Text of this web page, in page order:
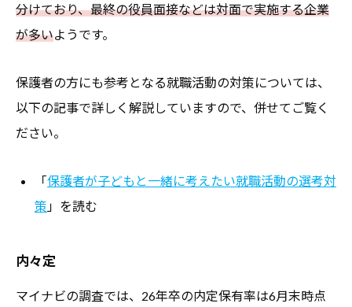
分けており、最終の役員面接などは対面で実施する企業
が多いようです。
保護者の方にも参考となる就職活動の対策については、
以下の記事で詳しく解説していますので、併せてご覧く
ださい。
「保護者が子どもと一緒に考えたい就職活動の選考対
策 」を読む
内々定
マイナビの調査では、26年卒の内定保有率は6月末時点